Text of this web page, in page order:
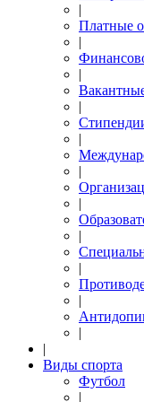
|
Платные
|
|
|
|
|
|
|
|
|
|
|
Виды спорта
Футбол
|